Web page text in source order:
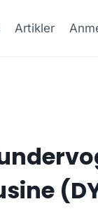
Artikler